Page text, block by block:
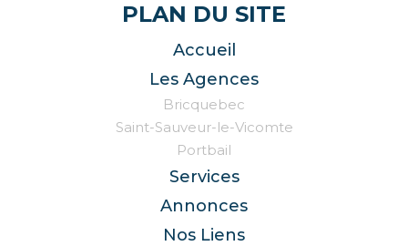
PLAN DU SITE
Accueil
Les Agences
Bricquebec
Saint-Sauveur-le-Vicomte
Portbail
Services
Annonces
Nos Liens